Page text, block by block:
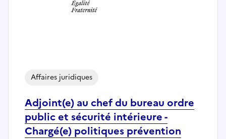
Adjoint(e) au chef du bureau ordre
public et sécurité intérieure -
Chargé(e) politiques prévention
Affaires juridiques